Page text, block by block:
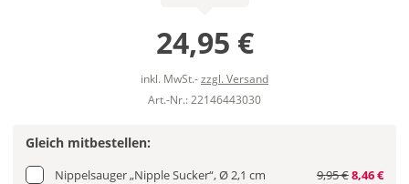
24,95 €
inkl. MwSt.-zzgl. Versand
Art.-Nr.: 22146443030
Gleich mitbestellen:
Nippelsauger „Nipple Sucker“, Ø 2,1 cm 9,95 €8,46 €